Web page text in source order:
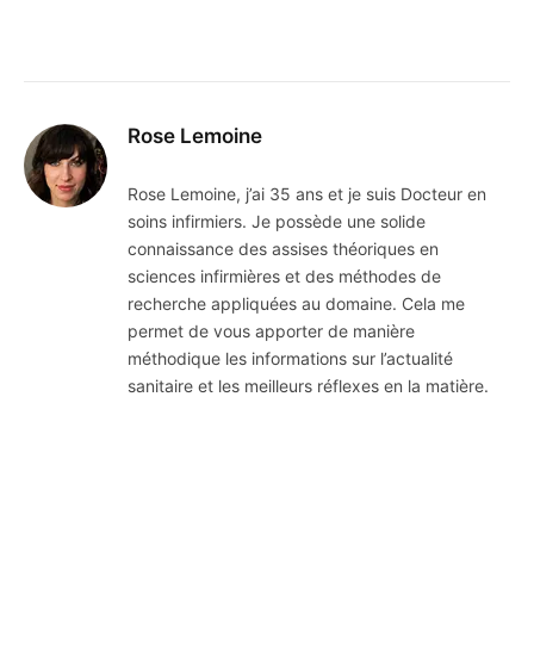
Rose Lemoine
Rose Lemoine, j’ai 35 ans et je suis Docteur en
soins infirmiers. Je possède une solide
connaissance des assises théoriques en
sciences infirmières et des méthodes de
recherche appliquées au domaine. Cela me
permet de vous apporter de manière
méthodique les informations sur l’actualité
sanitaire et les meilleurs réflexes en la matière.